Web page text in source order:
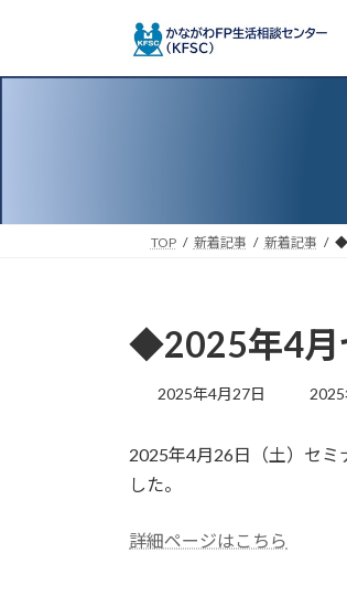
ッ
移
TOP 新着記事 新着記事
◆2025年4月
2025年4月27日
最
新
2025年4月26日（土）セミ
した。
詳細ページはこちら